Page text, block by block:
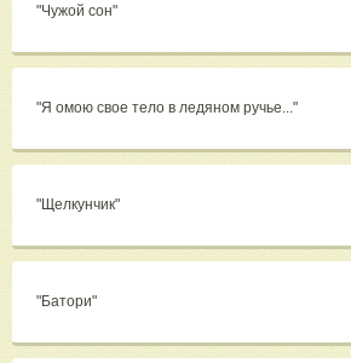
"Чужой сон"
"Я омою свое тело в ледяном ручье..."
"Щелкунчик"
"Батори"